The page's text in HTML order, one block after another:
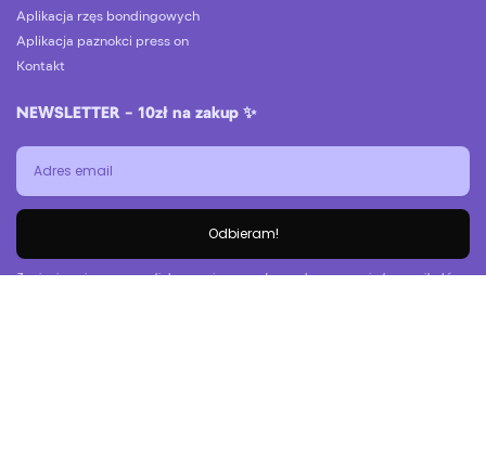
Aplikacja rzęs bondingowych
Aplikacja paznokci press on
Kontakt
NEWSLETTER – 10zł na zakup ✨
Odbieram!
Zapisując się na naszą listę wyrażasz zgodę na otrzymywanie komunikatów